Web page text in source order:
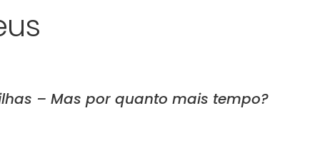
– Mas por quanto mais tempo?